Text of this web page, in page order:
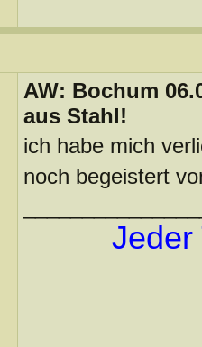
AW: Bochum
aus Stahl!
ich habe mich
noch begeistert
Jeder